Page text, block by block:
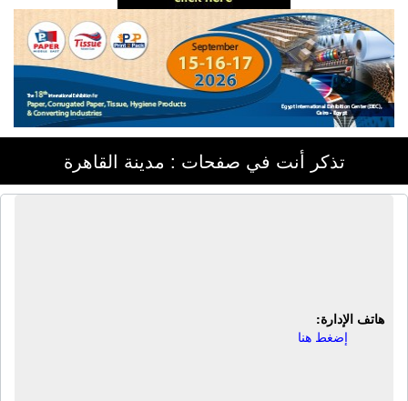
تذكر أنت في صفحات : مدينة القاهرة
هاتف الإدارة:
إضغط هنا